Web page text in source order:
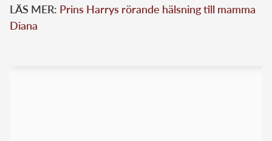
LÄS MER: Prins Harrys rörande hälsning till mamma
Diana